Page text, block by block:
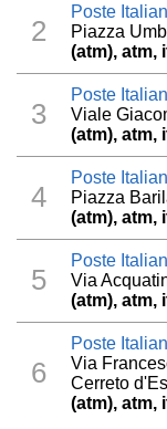
2
Poste
Piazza
(atm), atm,
3
Poste
Viale
(atm), atm,
4
Poste
Piazza
(atm), atm,
5
Poste
Via
(atm), atm,
6
Poste
Via
Cerreto
(atm), atm,